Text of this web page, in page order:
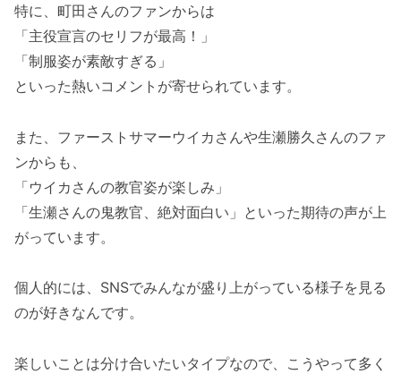
特に、町田さんのファンからは
「主役宣言のセリフが最高！」
「制服姿が素敵すぎる」
といった熱いコメントが寄せられています。
また、ファーストサマーウイカさんや生瀬勝久さんのファ
ンからも、
「ウイカさんの教官姿が楽しみ」
「生瀬さんの鬼教官、絶対面白い」といった期待の声が上
がっています。
個人的には、SNSでみんなが盛り上がっている様子を見る
のが好きなんです。
楽しいことは分け合いたいタイプなので、こうやって多く